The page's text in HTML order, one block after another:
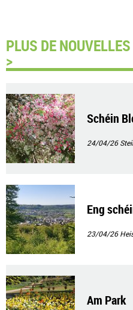
PLUS DE
>
Schéin
24/04/26
Eng
23/04/26
Am Park